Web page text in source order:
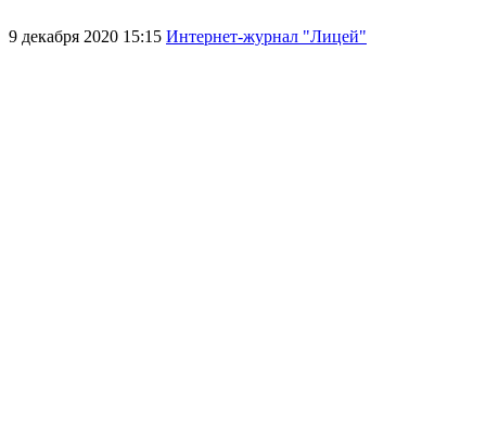
9 декабря 2020 15:15 Интернет-журнал "Лицей"